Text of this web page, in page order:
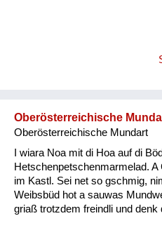
Oberösterreichische
Oberösterreichische Mundart
I wiara Noa mit di Hoa auf di
Hetschenpetschenmarmelad.
im Kastl. Sei net so gschmig,
Weibsbüd hot a sauwas
griaß trotzdem freindli und denk